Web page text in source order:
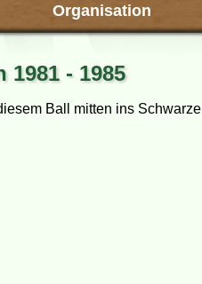
Organisation
- 1985
Ball mitten ins Schwarze